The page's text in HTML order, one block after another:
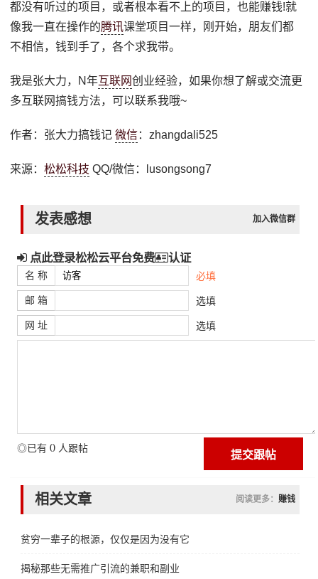
都没有听过的项目，或者根本看不上的项目，也能赚钱!就
像我一直在操作的腾讯课堂项目一样，刚开始，朋友们都
不相信，钱到手了，各个求我带。
我是张大力，N年互联网创业经验，如果你想了解或交流更
多互联网搞钱方法，可以联系我哦~
作者：张大力搞钱记微信：zhangdali525
来源：松松科技 QQ/微信：lusongsong7
发表感想 加入微信群
点此登录松松云平台免费 认证
名 称 必填
邮 箱 选填
网 址 选填
◎已有 0 人跟帖
相关文章 阅读更多： 赚钱
贫穷一辈子的根源，仅仅是因为没有它
揭秘那些无需推广引流的兼职和副业